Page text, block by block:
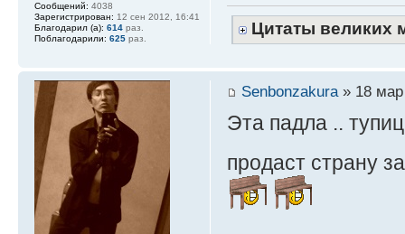
Цитаты великих
Сообщений: 4038
Зарегистрирован: 12 сен 2012, 16:41
Благодарил (а): 614 раз.
Поблагодарили: 625 раз.
Senbonzakura» 18 мар
Эта падла ..
продаст страну